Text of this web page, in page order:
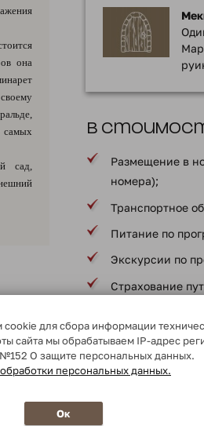
она
самых
сад,
В
Размещение в
номера);
Транспортное
Питание по
Экскурсии по
Страхование
Услуги
* в соответствии с
В стоимость
для сбора информации
сайта мы обрабатываем IP-адрес
О защите персональных данных.
персональных данных.
Ок